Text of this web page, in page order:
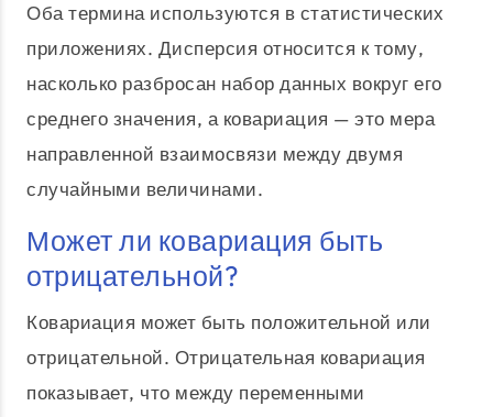
Оба термина используются в статистических
приложениях. Дисперсия относится к тому,
насколько разбросан набор данных вокруг его
среднего значения, а ковариация — это мера
направленной взаимосвязи между двумя
случайными величинами.
Может ли ковариация быть
отрицательной?
Ковариация может быть положительной или
отрицательной. Отрицательная ковариация
показывает, что между переменными